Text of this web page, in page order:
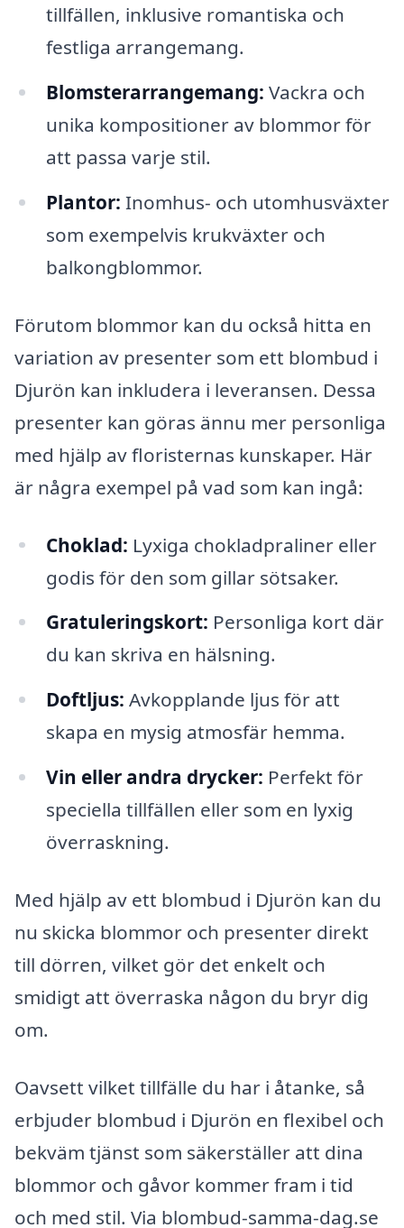
tillfällen, inklusive romantiska och
festliga arrangemang.
Blomsterarrangemang: Vackra och
unika kompositioner av blommor för
att passa varje stil.
Plantor: Inomhus- och utomhusväxter
som exempelvis krukväxter och
balkongblommor.
Förutom blommor kan du också hitta en
variation av presenter som ett blombud i
Djurön kan inkludera i leveransen. Dessa
presenter kan göras ännu mer personliga
med hjälp av floristernas kunskaper. Här
är några exempel på vad som kan ingå:
Choklad: Lyxiga chokladpraliner eller
godis för den som gillar sötsaker.
Gratuleringskort: Personliga kort där
du kan skriva en hälsning.
Doftljus: Avkopplande ljus för att
skapa en mysig atmosfär hemma.
Vin eller andra drycker: Perfekt för
speciella tillfällen eller som en lyxig
överraskning.
Med hjälp av ett blombud i Djurön kan du
nu skicka blommor och presenter direkt
till dörren, vilket gör det enkelt och
smidigt att överraska någon du bryr dig
om.
Oavsett vilket tillfälle du har i åtanke, så
erbjuder blombud i Djurön en flexibel och
bekväm tjänst som säkerställer att dina
blommor och gåvor kommer fram i tid
och med stil. Via blombud-samma-dag.se